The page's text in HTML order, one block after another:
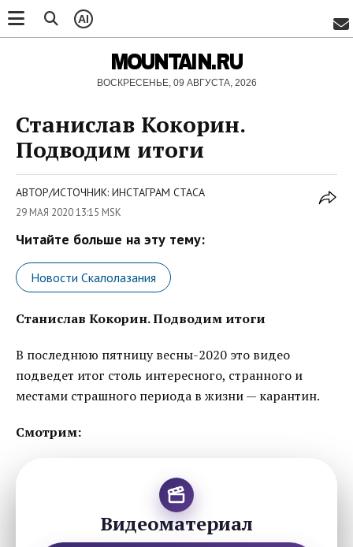
AI
MOUNTAIN.RU
ВОСКРЕСЕНЬЕ, 09 АВГУСТА, 2026
Станислав Кокорин.
Подводим итоги
АВТОР/ИСТОЧНИК: ИНСТАГРАМ СТАСА
29 МАЯ 2020 13:15 MSK
Читайте больше на эту тему:
Новости Скалолазания
Станислав Кокорин. Подводим итоги
В последнюю пятницу весны-2020 это видео
подведет итог столь интересного, странного и
местами страшного периода в жизни — карантин.
Смотрим:
Видеоматериал